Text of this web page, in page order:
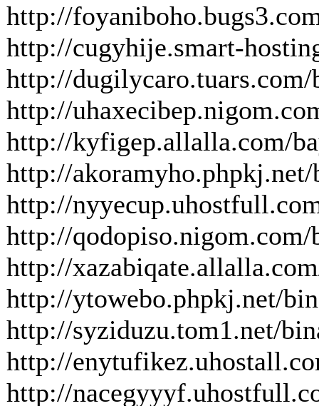
http://
http://cugyhije.smart-
http://
http://
http://kyfigep.allalla.com/
http://
http://
http://
http://
http://ytowebo.phpkj.net/
http://syziduzu.tom1.net/
http://
http://